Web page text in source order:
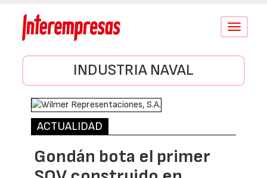
Conmutar
INDUSTRIA NAVAL
ACTUALIDAD
Gondán bota el primer